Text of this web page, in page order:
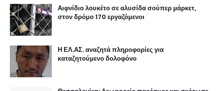
Αιφνίδιο λουκέτο σε αλυσίδα σούπερ μάρκετ,
στον δρόμο 170 εργαζόμενοι
Η ΕΛ.ΑΣ. αναζητά πληροφορίες για
καταζητούμενο δολοφόνο